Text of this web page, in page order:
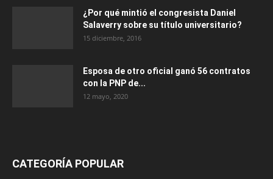
¿Por qué mintió el congresista Daniel
Salaverry sobre su título universitario?
15 diciembre, 2016
Esposa de otro oficial ganó 56 contratos
con la PNP de...
12 mayo, 2020
CATEGORÍA POPULAR